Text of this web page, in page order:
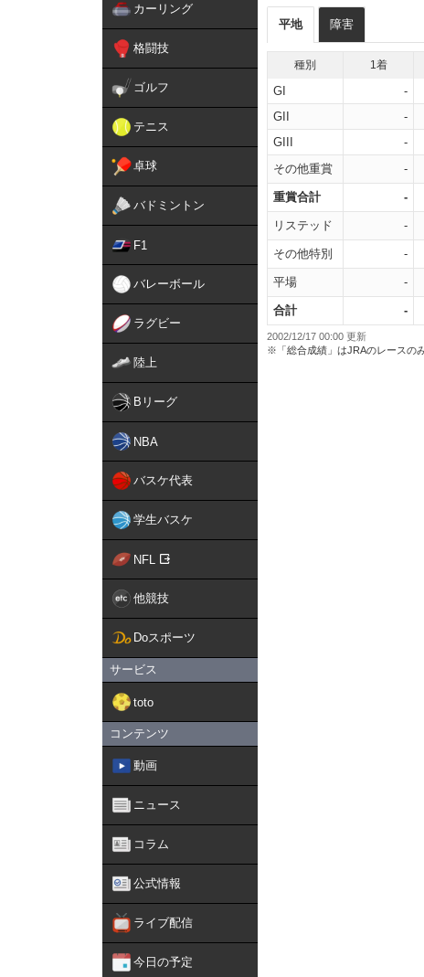
カーリング
格闘技
ゴルフ
テニス
卓球
バドミントン
F1
バレーボール
ラグビー
陸上
Bリーグ
NBA
バスケ代表
学生バスケ
NFL
他競技
Doスポーツ
サービス
toto
コンテンツ
動画
ニュース
コラム
公式情報
ライブ配信
今日の予定
平地 障害
種別 1着
GI -
GII
-
GIII
-
その他重賞
-
重賞合計 -
リステッド -
その他特別 -
平場 -
合計 -
2002/12/17 00:00 更新
※「総合成績」はJRAのレースの